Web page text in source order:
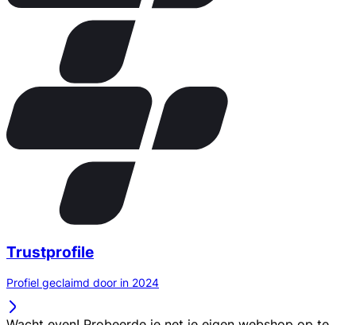
Trustprofile
Profiel geclaimd door in 2024